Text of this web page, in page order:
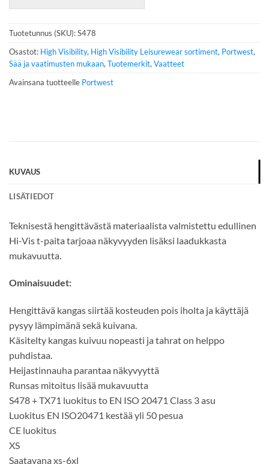
n
u
m
e
r
o
Tuotetunnus (SKU):S478
Osastot: High Visibility, High Visibility Leisurewear sortiment, Portwest,
Sää ja vaatimusten mukaan, Tuotemerkit, Vaatteet
Avainsana tuotteelle Portwest
KUVAUS
LISÄTIEDOT
Teknisestä hengittävästä materiaalista valmistettu edullinen
Hi-Vis t-paita tarjoaa näkyvyyden lisäksi laadukkasta
mukavuutta.
Ominaisuudet:
Hengittävä kangas siirtää kosteuden pois iholta ja käyttäjä
pysyy lämpimänä sekä kuivana.
Käsitelty kangas kuivuu nopeasti ja tahrat on helppo
puhdistaa.
Heijastinnauha parantaa näkyvyyttä
Runsas mitoitus lisää mukavuutta
S478 + TX71 luokitus to EN ISO 20471 Class 3 asu
Luokitus EN ISO20471 kestää yli 50 pesua
CE luokitus
XS
Saatavana xs-6xl